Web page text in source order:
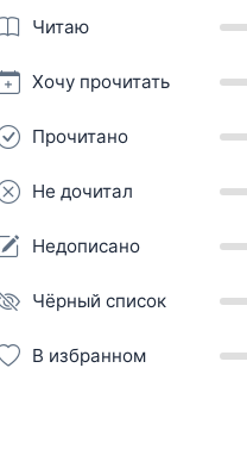
Читаю
Хочу прочитать
Прочитано
Не дочитал
Недописано
Чёрный список
В избранном